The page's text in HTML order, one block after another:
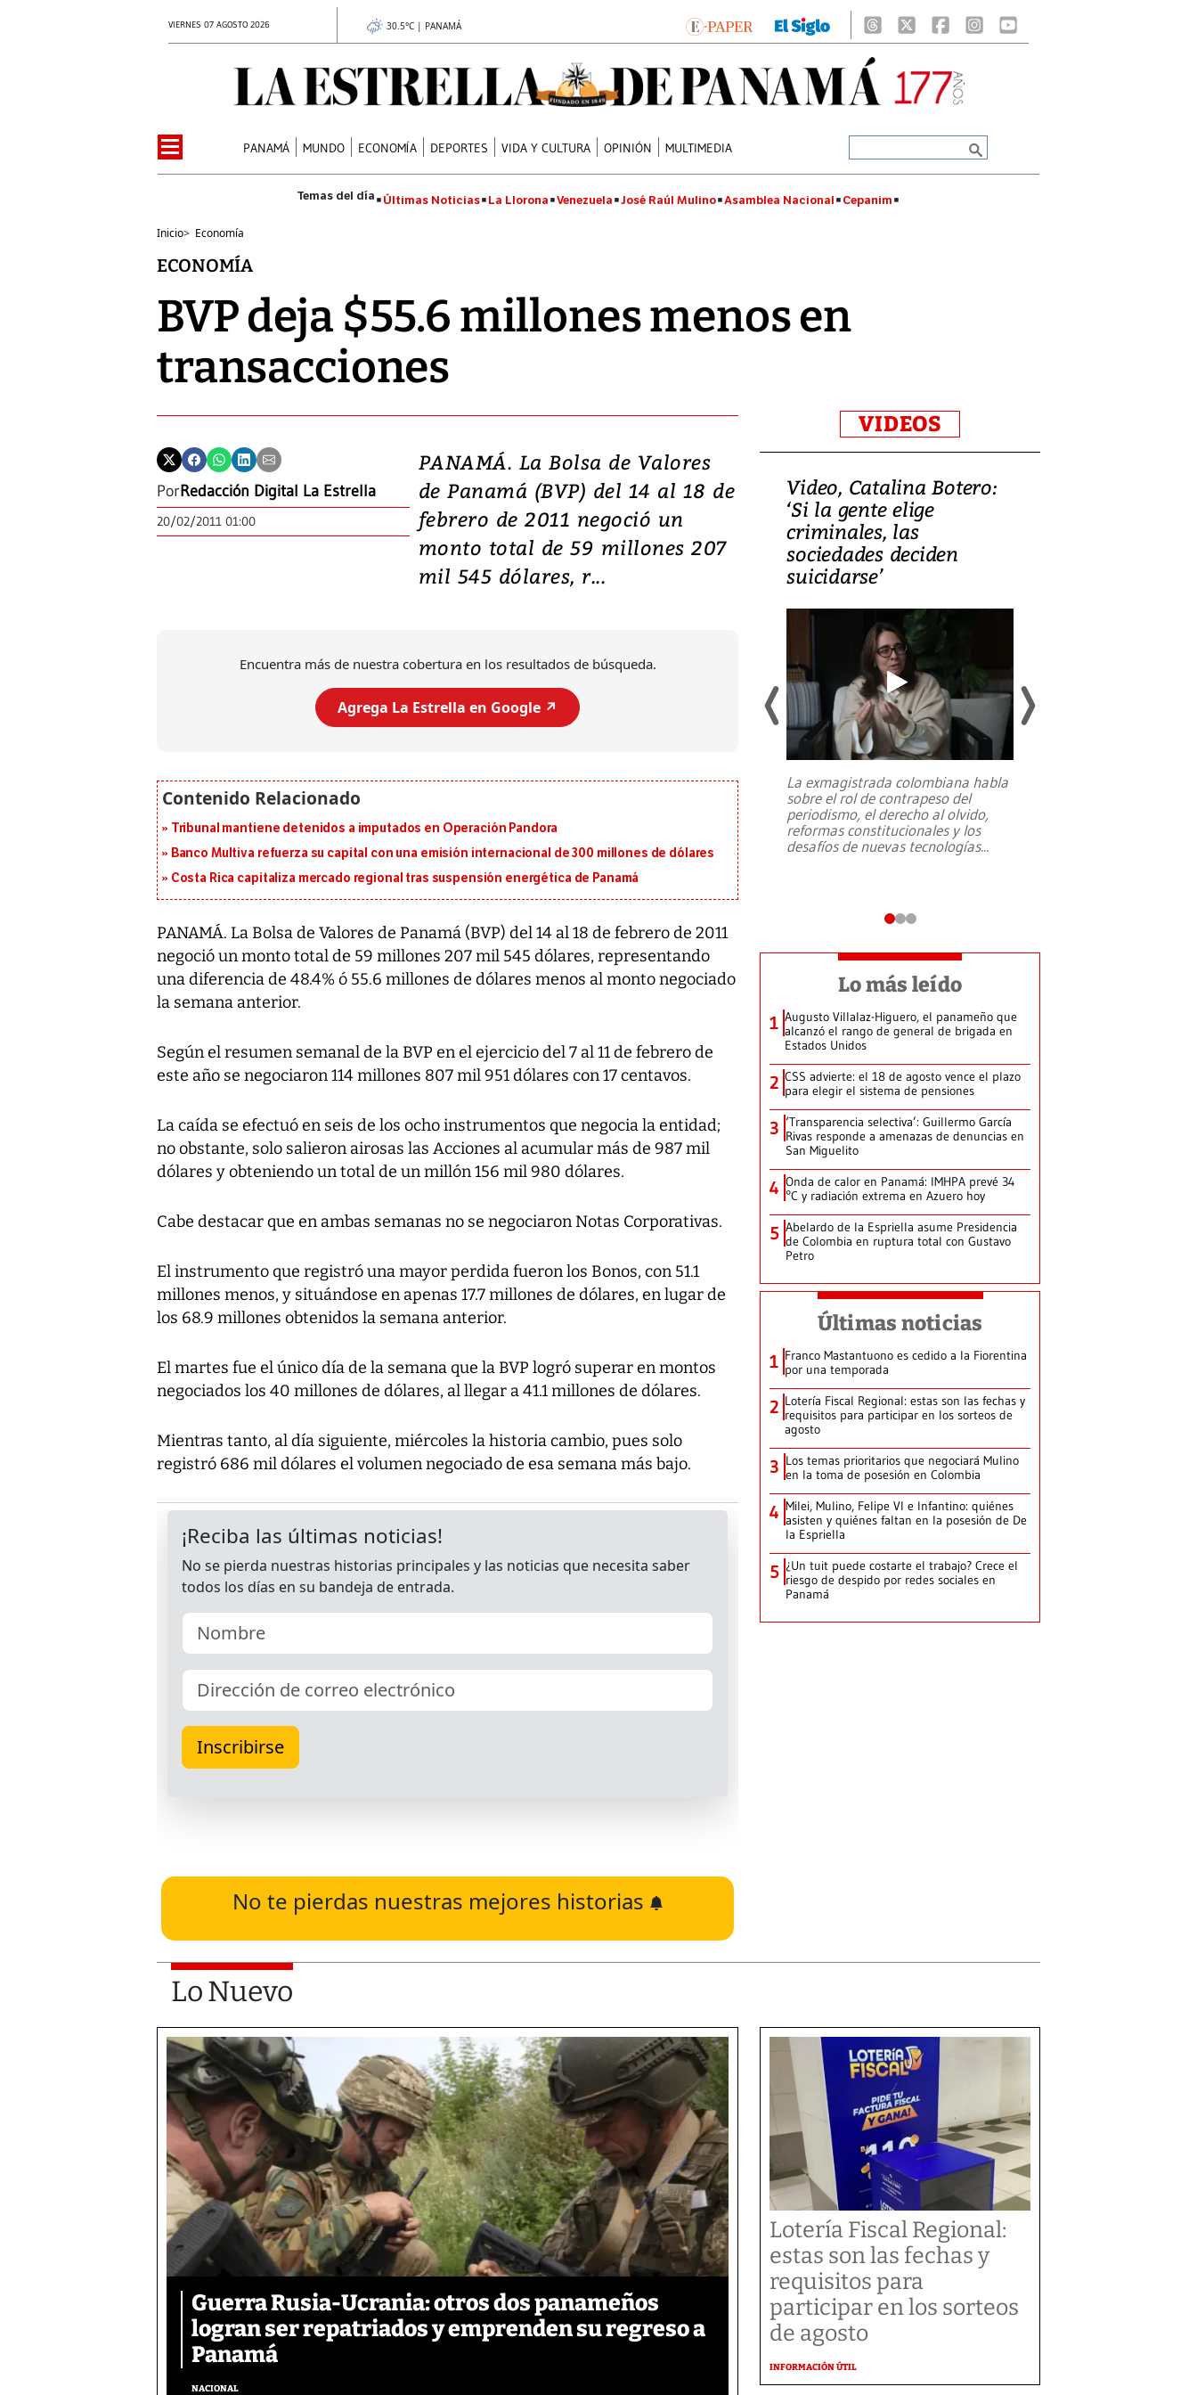
VIERNES 07 AGOSTO 2026 30.5°C | PANAMÁ
PANAMÁ MUNDO ECONOMÍA DEPORTES VIDA Y CULTURA OPINIÓN MULTIMEDIA
Últimas Noticias La Llorona Venezuela José Raúl Mulino Asamblea Nacional Cepanim
Inicio> Economía
ECONOMÍA
BVP deja $55.6 millones menos en
transacciones
PorRedacción Digital La Estrella
20/02/2011 01:00
PANAMÁ. La Bolsa de Valores
de Panamá (BVP) del 14 al 18 de
febrero de 2011 negoció un
monto total de 59 millones 207
mil 545 dólares, r...
Encuentra más de nuestra cobertura en los resultados de búsqueda.
Agrega La Estrella en Google ↗️
Tribunal mantiene detenidos a imputados en Operación Pandora
Banco Multiva refuerza su capital con una emisión internacional de 300 millones de dólares
Costa Rica capitaliza mercado regional tras suspensión energética de Panamá
PANAMÁ. La Bolsa de Valores de Panamá (BVP) del 14 al 18 de febrero de 2011
negoció un monto total de 59 millones 207 mil 545 dólares, representando
una diferencia de 48.4% ó 55.6 millones de dólares menos al monto negociado
la semana anterior.
Según el resumen semanal de la BVP en el ejercicio del 7 al 11 de febrero de
este año se negociaron 114 millones 807 mil 951 dólares con 17 centavos.
La caída se efectuó en seis de los ocho instrumentos que negocia la entidad;
no obstante, solo salieron airosas las Acciones al acumular más de 987 mil
dólares y obteniendo un total de un millón 156 mil 980 dólares.
Cabe destacar que en ambas semanas no se negociaron Notas Corporativas.
El instrumento que registró una mayor perdida fueron los Bonos, con 51.1
millones menos, y situándose en apenas 17.7 millones de dólares, en lugar de
los 68.9 millones obtenidos la semana anterior.
El martes fue el único día de la semana que la BVP logró superar en montos
negociados los 40 millones de dólares, al llegar a 41.1 millones de dólares.
Mientras tanto, al día siguiente, miércoles la historia cambio, pues solo
registró 686 mil dólares el volumen negociado de esa semana más bajo.
No te pierdas nuestras mejores historias
VIDEOS
Video, Japón: Terremoto
deja heridos y graves
daños en Kumamoto
al sur de Japón, provocando una
Video, Catalina Botero:
‘Si la gente elige
criminales, las
sociedades deciden
suicidarse’
La exmagistrada colombiana habla
sobre el rol de contrapeso del
periodismo, el derecho al olvido,
reformas constitucionales y los
desafíos de nuevas tecnologías...
Lo más leído
1 Augusto Villalaz-Higuero, el panameño que
alcanzó el rango de general de brigada en
Estados Unidos
2 CSS advierte: el 18 de agosto vence el plazo
para elegir el sistema de pensiones
3 ‘Transparencia selectiva’: Guillermo García
Rivas responde a amenazas de denuncias en
San Miguelito
4 Onda de calor en Panamá: IMHPA prevé 34
°C y radiación extrema en Azuero hoy
5 Abelardo de la Espriella asume Presidencia
de Colombia en ruptura total con Gustavo
Petro
Últimas noticias
1 Franco Mastantuono es cedido a la Fiorentina
por una temporada
2 Lotería Fiscal Regional: estas son las fechas y
requisitos para participar en los sorteos de
agosto
3 Los temas prioritarios que negociará Mulino
en la toma de posesión en Colombia
4 Milei, Mulino, Felipe VI e Infantino: quiénes
asisten y quiénes faltan en la posesión de De
la Espriella
5 ¿Un tuit puede costarte el trabajo? Crece el
riesgo de despido por redes sociales en
Panamá
Lo Nuevo
Guerra Rusia-Ucrania: otros dos panameños
logran ser repatriados y emprenden su regreso a
Panamá
NACIONAL
Lotería Fiscal Regional:
estas son las fechas y
requisitos para
participar en los sorteos
de agosto
INFORMACIÓN ÚTIL